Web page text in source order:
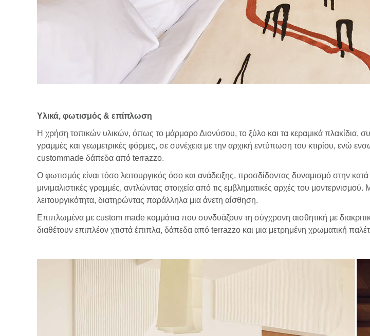
Υλικά, φωτισμός & επίπλωση
Η χρήση τοπικών υλικών, όπως το μάρμαρο Διονύσου, το ξύλο και τα κεραμικά πλακίδια,
γραμμές και γεωμετρικές φόρμες, σε συνέχεια με την αρχική εντύπωση του κτιρίου, ενώ
custommade δάπεδα από terrazzo.
Ο φωτισμός είναι τόσο λειτουργικός όσο και ανάδειξης, προσδίδοντας δυναμισμό στην
μινιμαλιστικές γραμμές, αντλώντας στοιχεία από τις εμβληματικές αρχές του
λειτουργικότητα, διατηρώντας παράλληλα μια άνετη αίσθηση.
Επιπλωμένα με custom made κομμάτια που συνδυάζουν τη σύγχρονη αισθητική με
διαθέτουν επιπλέον χτιστά έπιπλα, δάπεδα από terrazzo και μια μετρημένη χρωματική